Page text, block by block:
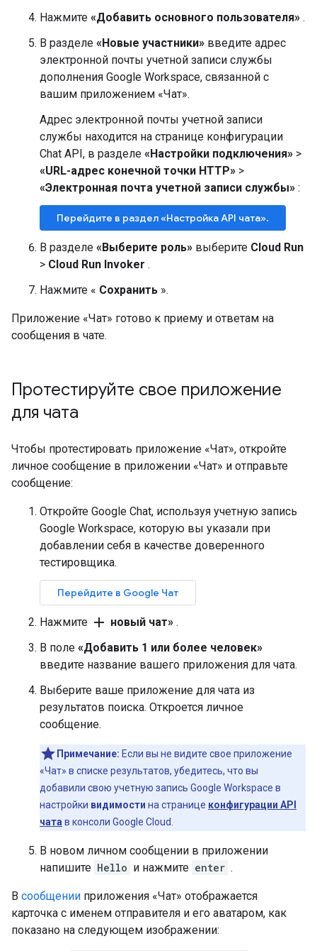
Нажмите «Добавить основного пользователя» .
В разделе «Новые участники» введите адрес
электронной почты учетной записи службы
дополнения Google Workspace, связанной с
вашим приложением «Чат».
Адрес электронной почты учетной записи
службы находится на странице конфигурации
Chat API, в разделе «Настройки подключения» >
«URL-адрес конечной точки HTTP» >
«Электронная почта учетной записи службы» :
Перейдите в раздел «Настройка API чата».
В разделе «Выберите роль» выберите Cloud Run
> Cloud Run Invoker .
Нажмите « Сохранить ».
Приложение «Чат» готово к приему и ответам на
сообщения в чате.
Протестируйте свое приложение
для чата
Чтобы протестировать приложение «Чат», откройте
личное сообщение в приложении «Чат» и отправьте
сообщение:
Откройте Google Chat, используя учетную запись
Google Workspace, которую вы указали при
добавлении себя в качестве доверенного
тестировщика.
Перейдите в Google Чат
Нажмите add новый чат» .
В поле «Добавить 1 или более человек»
введите название вашего приложения для чата.
Выберите ваше приложение для чата из
результатов поиска. Откроется личное
сообщение.
Примечание: Если вы не видите свое приложение
«Чат» в списке результатов, убедитесь, что вы
добавили свою учетную запись Google Workspace в
настройки видимости на странице конфигурации API
чата в консоли Google Cloud.
В новом личном сообщении в приложении
напишите Hello и нажмите enter .
В сообщении приложения «Чат» отображается
карточка с именем отправителя и его аватаром, как
показано на следующем изображении: